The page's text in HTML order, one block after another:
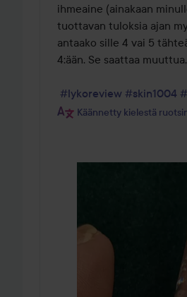
ihmeaine (ainakaan
tuottavan tuloksia ajan
antaako sille 4 vai 5
4:ään. Se saattaa
#lykoreview #skin1004
Käännetty kielestä